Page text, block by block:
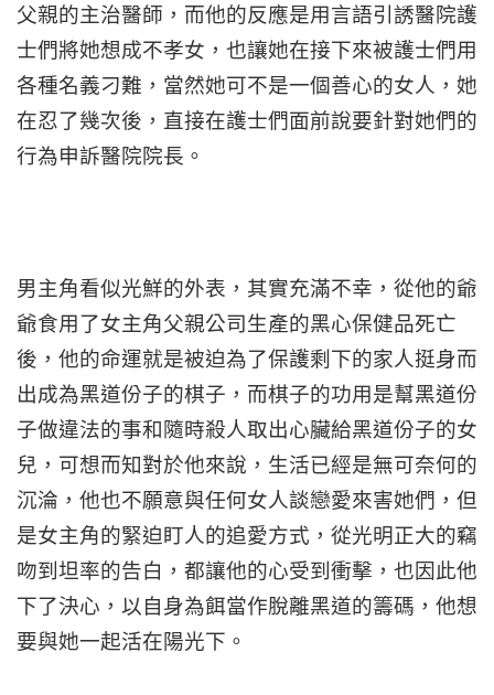
父親的主治醫師，而他的反應是用言語引誘醫院護
士們將她想成不孝女，也讓她在接下來被護士們用
各種名義刁難，當然她可不是一個善心的女人，她
在忍了幾次後，直接在護士們面前說要針對她們的
行為申訴醫院院長。
男主角看似光鮮的外表，其實充滿不幸，從他的爺
爺食用了女主角父親公司生產的黑心保健品死亡
後，他的命運就是被迫為了保護剩下的家人挺身而
出成為黑道份子的棋子，而棋子的功用是幫黑道份
子做違法的事和隨時殺人取出心臟給黑道份子的女
兒，可想而知對於他來說，生活已經是無可奈何的
沉淪，他也不願意與任何女人談戀愛來害她們，但
是女主角的緊迫盯人的追愛方式，從光明正大的竊
吻到坦率的告白，都讓他的心受到衝擊，也因此他
下了決心，以自身為餌當作脫離黑道的籌碼，他想
要與她一起活在陽光下。